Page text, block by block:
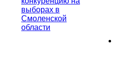
выборах в
Смоленской
области